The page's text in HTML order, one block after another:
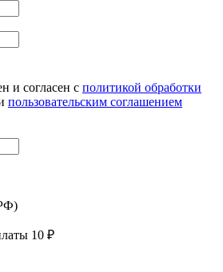
и согласен с политикой обработки
пользовательским соглашением
10 ₽